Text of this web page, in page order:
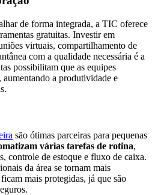
de forma integrada, a TIC oferece
gratuitas. Investir em
virtuais, compartilhamento de
com a qualidade necessária é a
possibilitam que as equipes
a produtividade e
são ótimas parceiras para pequenas
várias tarefas de rotina,
controle de estoque e fluxo de caixa.
da área se tornam mais
mais protegidas, já que são